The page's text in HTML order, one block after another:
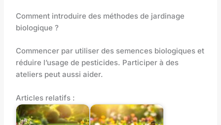
Comment introduire des méthodes de jardinage
biologique ?
Commencer par utiliser des semences biologiques et
réduire l’usage de pesticides. Participer à des
ateliers peut aussi aider.
Articles relatifs :